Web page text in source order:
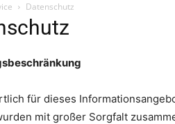
Datenschutz
für dieses
mit großer Sorgfalt